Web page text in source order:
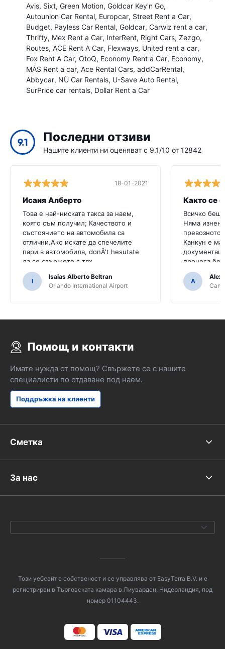
Avis Sixt Green Motion Goldcar Key'n Go
Autounion Car Rental Europcar Street Rent a Car
Budget Payless Car Rental Goldcar Carwiz rent a car
Thrifty Mex Rent a Car InterRent Right Cars Zezgo
Routes ACE Rent A Car Flexways United rent a car
Fox Rent A Car OtoQ Economy Rent a Car Economy
MÁS Rent a car Ace Rental Cars addCarRental
Abbycar NÜ Car Rentals U-Save Auto Rental
SurPrice car rentals Dollar Rent a Car
9.1 Последни отзиви
Нашите клиенти ни оценяват с 9.1/10 от 12842
18-01-2021
Исаия Алберто
Това е най-ниската такса за наем,
която съм получил; Качеството и
състоянието на автомобила са
отлични.Ако искате да спечелите
пари в автомобила, donÂ't hesutate
да се свържете с тях
I
Isaias Alberto Beltran
Orlando International Airport
Както се
Всичко
Няма
превозното
Канкун е
процеса
A
Alex
Помощ и контакти
Имате нужда от помощ? Свържете се с нашите
специалисти по отдаване под наем.
Поддръжка на клиенти
Сметка
За нас
Този уебсайт е собственост и се управлява от EasyTerra B.V. и е
регистриран в Търговската камара в Лиуварден, Нидерландия, под
номер 01104443.